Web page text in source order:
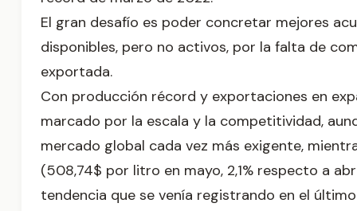
El gran desafío es poder concretar mejores
disponibles, pero no activos, por la falta de
exportada.
Con producción récord y exportaciones en
marcado por la escala y la competitividad,
mercado global cada vez más exigente,
(508,74$ por litro en mayo, 2,1% respecto a
tendencia que se venía registrando en el